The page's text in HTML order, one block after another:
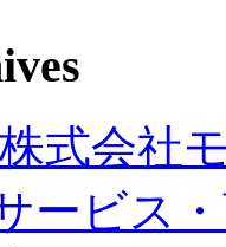
式会社
ービス